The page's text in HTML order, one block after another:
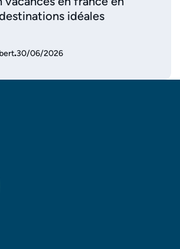
idéales
.30/06/2026